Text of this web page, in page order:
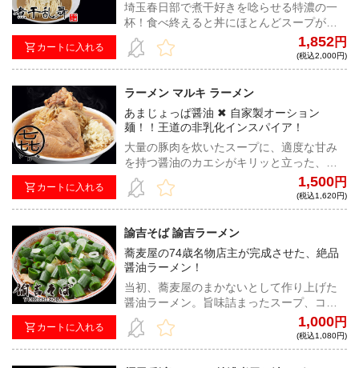
カートに入れる
埼玉春日部で煮干好きを唸らせる特濃の一
杯！食べ終えると丼にほとんどスープが残
っていないほどドロドロとした煮干が口内
で華開き、舞い踊る！
1,852円
(税込2,000円)
カートに入れる
ラーメン マルキ ラーメン
あまじょっぱ醤油 ✖︎ 自家製オーション
麺！！王道の非乳化インスパイア！
大量の豚肉を炊いたスープに、適度な甘み
を持つ醤油のカエシがキリッと立った、旨
甘非乳化豚醤油。小麦感が強く、ウェーブ
がかった細めの自家製オーション麺との悶
絶級の組み合わせをご賞味あれ。
1,500円
(税込1,620円)
カートに入れる
諭吉そば 諭吉ラーメン
蕎麦屋の74歳名物店主が完成させた、絶品
醤油ラーメン！
当初、蕎麦屋のまかないとして作り上げた
醤油ラーメン。旨味詰まったスープ、コシ
のある太麺、贅沢チャーシューは身も心も
温まる一杯！
1,000円
(税込1,080円)